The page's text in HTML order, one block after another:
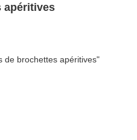
apéritives